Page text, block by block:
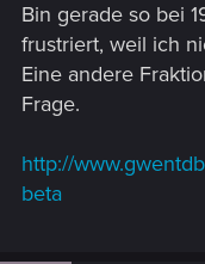
Bin gerade so bei
frustriert, weil ich
Eine andere
Frage.
http://
beta